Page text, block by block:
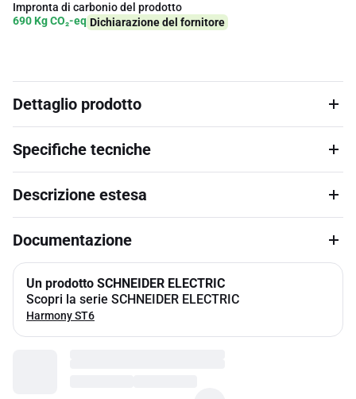
Impronta di carbonio del prodotto
690 Kg CO₂-eq Dichiarazione del fornitore
Dettaglio prodotto
Specifiche tecniche
Descrizione estesa
Documentazione
Un prodotto SCHNEIDER ELECTRIC
Scopri la serie SCHNEIDER ELECTRIC
Harmony ST6